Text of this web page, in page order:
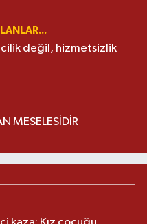
değil, hizmetsizlik
MESELESİDİR